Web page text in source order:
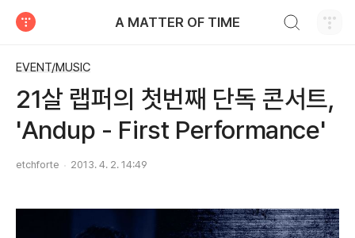
A MATTER OF TIME
EVENT/MUSIC
21살 랩퍼의 첫번째 단독 콘서트,
'Andup - First Performance'
etchforte 2013. 4. 2. 14:49